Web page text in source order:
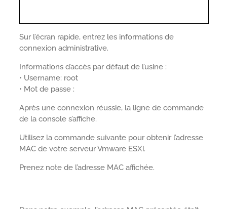
Sur l’écran rapide, entrez les informations de
connexion administrative.
Informations d’accès par défaut de l’usine :
• Username: root
• Mot de passe :
Après une connexion réussie, la ligne de commande
de la console s’affiche.
Utilisez la commande suivante pour obtenir l’adresse
MAC de votre serveur Vmware ESXi.
Prenez note de l’adresse MAC affichée.